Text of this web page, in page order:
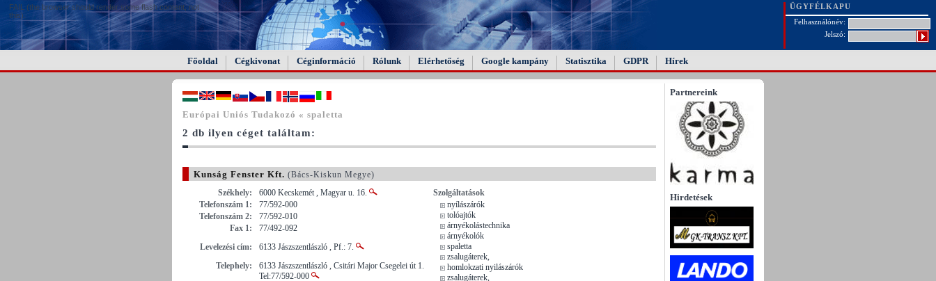
FAIL (the browser should render some flash content, not
this).
ÜGYFÉLKAPU
Felhasználónév:
Jelszó:
Főoldal Cégkivonat Céginformáció Rólunk Elérhetőség Google kampány Statisztika GDPR Hírek
Európai Uniós Tudakozó « spaletta
2 db ilyen céget találtam:
Kunság Fenster Kft. (Bács-Kiskun Megye)
Székhely:
6000 Kecskemét , Magyar u. 16.
Telefonszám 1:
77/592-000
Telefonszám 2:
77/592-010
Fax 1:
77/492-092
Levelezési cím:
6133 Jászszentlászló , Pf.: 7.
Telephely:
6133 Jászszentlászló , Csitári Major Csegelei út 1.
Tel:77/592-000
Szolgáltatások
nyílászárók
tolóajtók
árnyékolástechnika
árnyékolók
spaletta
zsalugáterek,
homlokzati nyilászárók
zsalugáterek,
Partnereink
Hirdetések